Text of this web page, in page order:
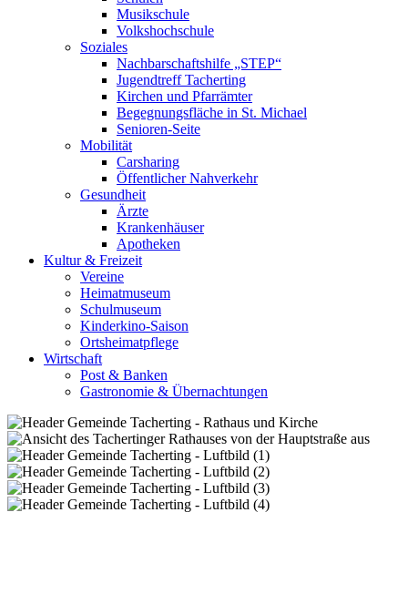
Musikschule
Volkshochschule
Soziales
Nachbarschaftshilfe „STEP“
Jugendtreff Tacherting
Kirchen und Pfarrämter
Begegnungsfläche in St. Michael
Senioren-Seite
Mobilität
Carsharing
Öffentlicher Nahverkehr
Gesundheit
Ärzte
Krankenhäuser
Apotheken
Kultur & Freizeit
Vereine
Heimatmuseum
Schulmuseum
Kinderkino-Saison
Ortsheimatpflege
Wirtschaft
Post & Banken
Gastronomie & Übernachtungen